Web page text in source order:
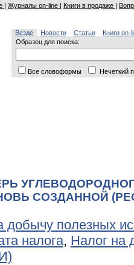
| Журналы on-line | Книги в продаже |
Везде Новости Статьи
Книги on-
Образец для поиска:
Все словоформы Нечеткий
СОЗДАННОЙ
добычу полезных
налога, Налог на